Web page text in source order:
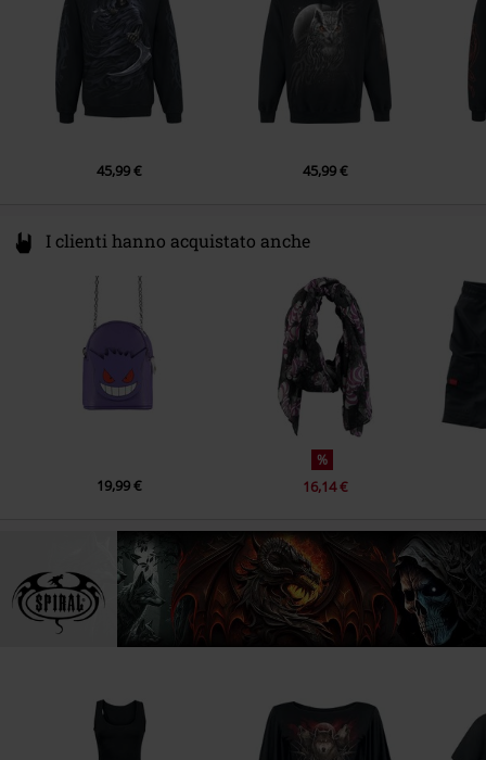
45,99 € 45,99 €
I clienti hanno acquistato anche
19,99 €
%
16,14 €